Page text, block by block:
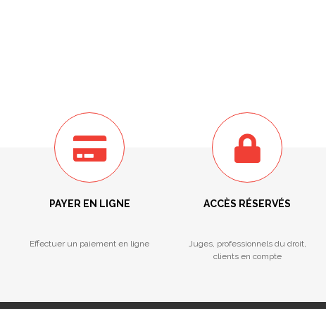
PAYER EN LIGNE
Effectuer un paiement en ligne
ACCÈS RÉSERVÉS
Juges, professionnels du droit,
clients en compte